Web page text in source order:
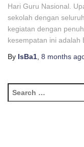
Hari Guru Nasional.
sekolah dengan
kegiatan dengan
kesempatan ini adalah
By IsBa1 8 months
e